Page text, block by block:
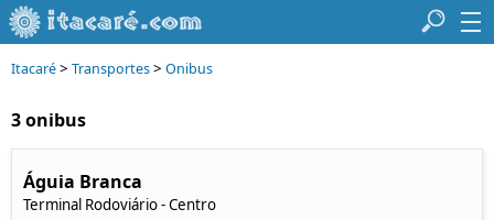
Itacaré> Transportes> Onibus
3 onibus
Águia Branca
Terminal Rodoviário - Centro